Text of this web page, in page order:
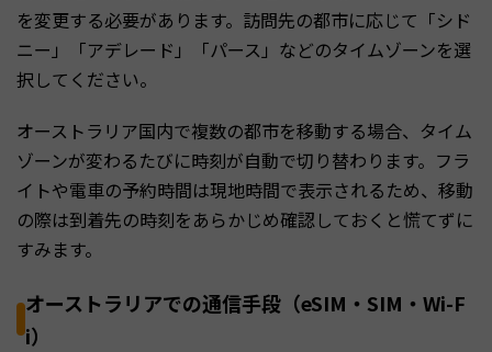
を変更する必要があります。訪問先の都市に応じて「シド
ニー」「アデレード」「パース」などのタイムゾーンを選
択してください。
オーストラリア国内で複数の都市を移動する場合、タイム
ゾーンが変わるたびに時刻が自動で切り替わります。フラ
イトや電車の予約時間は現地時間で表示されるため、移動
の際は到着先の時刻をあらかじめ確認しておくと慌てずに
すみます。
オーストラリアでの通信手段（eSIM・SIM・Wi-F
i）